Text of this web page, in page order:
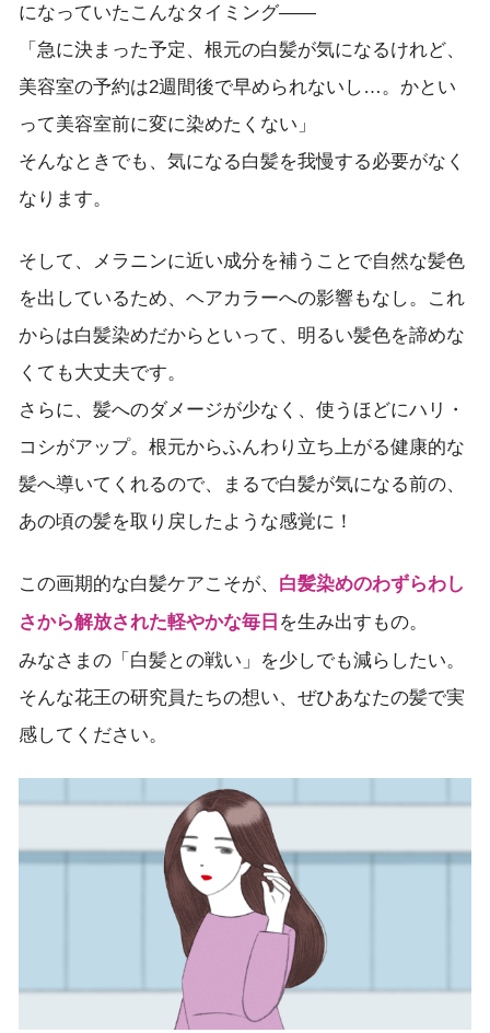
になっていたこんなタイミング——
「急に決まった予定、根元の白髪が気になるけれど、
美容室の予約は2週間後で早められないし…。かとい
って美容室前に変に染めたくない」
そんなときでも、気になる白髪を我慢する必要がなく
なります。
そして、メラニンに近い成分を補うことで自然な髪色
を出しているため、ヘアカラーへの影響もなし。これ
からは白髪染めだからといって、明るい髪色を諦めな
くても大丈夫です。
さらに、髪へのダメージが少なく、使うほどにハリ・
コシがアップ。根元からふんわり立ち上がる健康的な
髪へ導いてくれるので、まるで白髪が気になる前の、
あの頃の髪を取り戻したような感覚に！
この画期的な白髪ケアこそが、 白髪染めのわずらわし
さから解放された軽やかな毎日 を生み出すもの。
みなさまの「白髪との戦い」を少しでも減らしたい。
そんな花王の研究員たちの想い、ぜひあなたの髪で実
感してください。